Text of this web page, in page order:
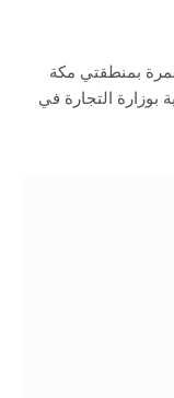
بمنطقتي مكة
بوزارة التجارة في